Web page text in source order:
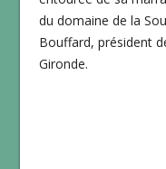
du domaine de la
Bouffard, président
Gironde.